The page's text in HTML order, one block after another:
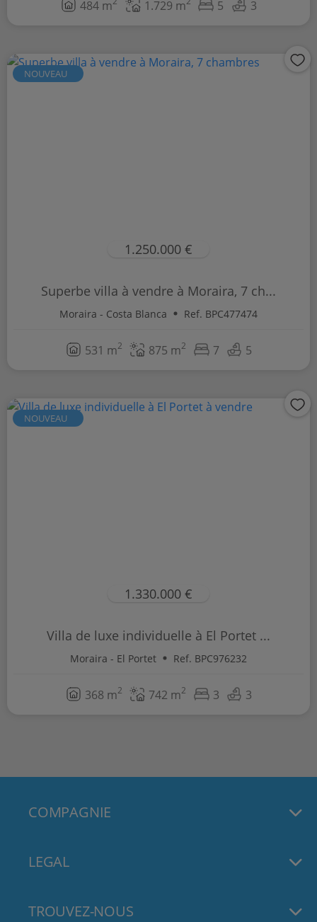
484 m 1.729 m 5 3
NOUVEAU
1.250.000 €
Superbe villa à vendre à Moraira, 7 ch...
Moraira - Costa Blanca Ref. BPC477474
531 m2 875 m2 7 5
NOUVEAU
1.330.000 €
Villa de luxe individuelle à El Portet ...
Moraira - El Portet Ref. BPC976232
368 m2 742 m2 3 3
COMPAGNIE
LEGAL
TROUVEZ-NOUS